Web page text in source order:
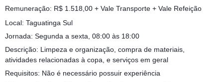
Remuneração: R$ 1.518,00 + Vale Transporte + Vale Refeição
Local: Taguatinga Sul
Jornada: Segunda a sexta, 08:00 às 18:00
Descrição: Limpeza e organização, compra de materiais,
atividades relacionadas à copa, e serviços em geral
Requisitos: Não é necessário possuir experiência